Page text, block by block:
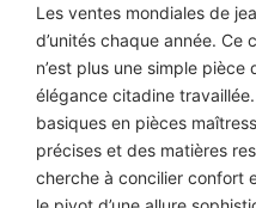
Les ventes mondiales de
d’unités chaque année. Ce
n’est plus une simple pièce
élégance citadine
basiques en pièces
précises et des matières
cherche à concilier confort